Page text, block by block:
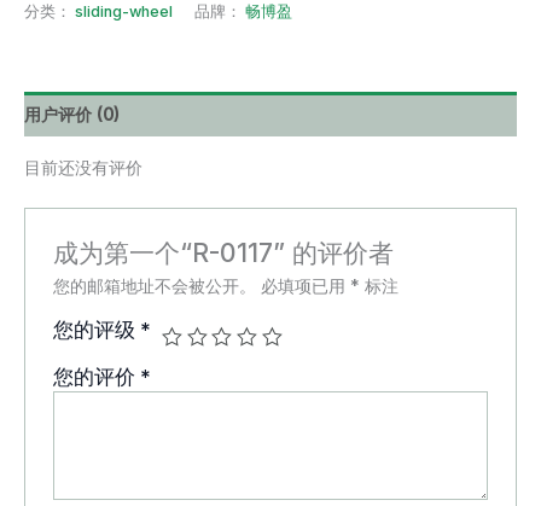
分类： sliding-wheel 品牌： 畅博盈
用户评价 (0)
目前还没有评价
成为第一个“R-0117” 的评价者
您的邮箱地址不会被公开。 必填项已用 * 标注
您的评级 *
您的评价 *